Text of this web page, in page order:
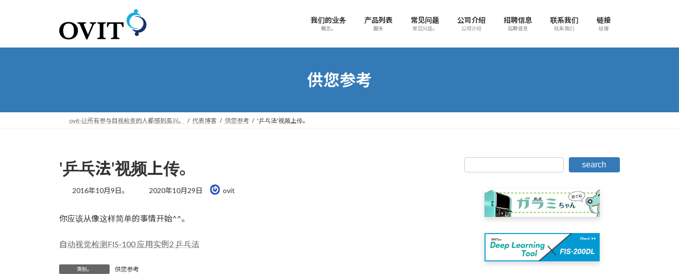
我们的业务
概念。
产品列表
服务
常见问题
常见问题。
公司介绍
公司介绍
招聘信息
招聘信息
联系我们
联系我们
链接
链接
供您参考
ovit-让所有参与目视检查的人都感到高兴。 代表博客 供您参考 '乒乓法'视频上传。
'乒乓法'视频上传。
2016年10月9日。
最
新
间：
2020年10月29日 ovit
你应该从像这样简单的事情开始^^。
自动视觉检测FIS-100 应用实例2 乒乓法
类别。 供您参考
search